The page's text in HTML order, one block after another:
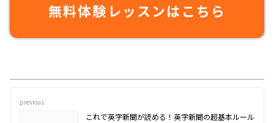
無料体験レッスンはこちら
previous
これで英字新聞が読める！英字新聞の超基本ルール